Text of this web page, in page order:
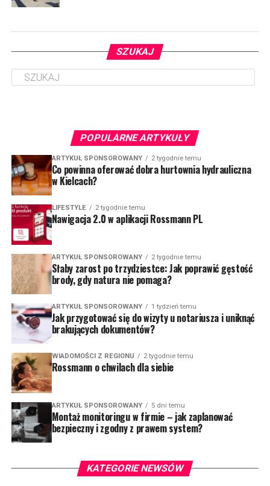
SZUKAJ
POPULARNE ARTYKUŁY
ARTYKUŁ SPONSOROWANY 2 tygodnie temu
Co powinna oferować dobra hurtownia hydrauliczna
w Kielcach?
LIFESTYLE 2 tygodnie temu
Nawigacja 2.0 w aplikacji Rossmann PL
ARTYKUŁ SPONSOROWANY 2 tygodnie temu
Słaby zarost po trzydziestce: Jak poprawić gęstość
brody, gdy natura nie pomaga?
ARTYKUŁ SPONSOROWANY 1 tydzień temu
Jak przygotować się do wizyty u notariusza i uniknąć
brakujących dokumentów?
WIADOMOŚCI Z REGIONU 2 tygodnie temu
Rossmann o chwilach dla siebie
ARTYKUŁ SPONSOROWANY 5 dni temu
Montaż monitoringu w firmie – jak zaplanować
bezpieczny i zgodny z prawem system?
KATEGORIE NEWSÓW